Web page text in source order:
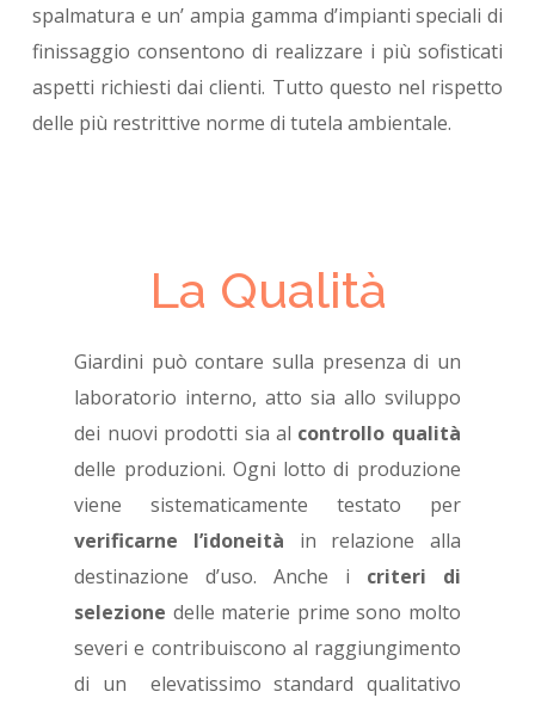
spalmatura e un’ ampia gamma d’impianti speciali di
finissaggio consentono di realizzare i più sofisticati
aspetti richiesti dai clienti. Tutto questo nel rispetto
delle più restrittive norme di tutela ambientale.
La Qualità
Giardini può contare sulla presenza di un
laboratorio interno, atto sia allo sviluppo
dei nuovi prodotti sia al controllo qualità
delle produzioni. Ogni lotto di produzione
viene sistematicamente testato per
verificarne l’idoneità in relazione alla
destinazione d’uso. Anche i criteri di
selezione delle materie prime sono molto
severi e contribuiscono al raggiungimento
di un elevatissimo standard qualitativo